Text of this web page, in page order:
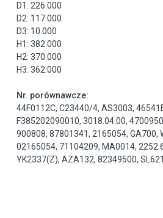
D1: 226.000
D2: 117.000
D3: 10.000
H1: 382.000
H2: 370.000
H3: 362.000
Nr. porównawcze:
44F0112C,C23440/4,AS3003,
F385202090010,3018.04.00,
900808,87801341,2165054,GA700,
02165054, 71104209, MA0014,
YK2337(Z),AZA132,82349500,